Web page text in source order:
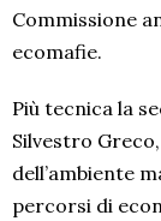
Commissione
ecomafie.
Più tecnica la
Silvestro
dell’ambiente
percorsi di